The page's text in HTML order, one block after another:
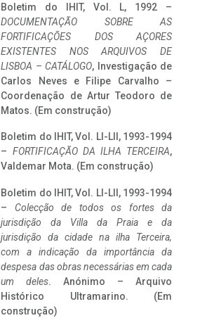
Boletim do IHIT, Vol. L, 1992 –
DOCUMENTAÇÃO SOBRE AS
FORTIFICAÇÕES DOS AÇORES
EXISTENTES NOS ARQUIVOS DE
LISBOA – CATÁLOGO, Investigação de
Carlos Neves e Filipe Carvalho –
Coordenação de Artur Teodoro de
Matos. (Em construção)
Boletim do IHIT, Vol. LI-LII, 1993-1994
– FORTIFICAÇÃO DA ILHA TERCEIRA,
Valdemar Mota. (Em construção)
Boletim do IHIT, Vol. LI-LII, 1993-1994
– Colecção de todos os fortes da
jurisdição da Villa da Praia e da
jurisdição da cidade na ilha Terceira,
com a indicação da importância da
despesa das obras necessárias em cada
um deles. Anónimo – Arquivo
Histórico Ultramarino. (Em
construção)